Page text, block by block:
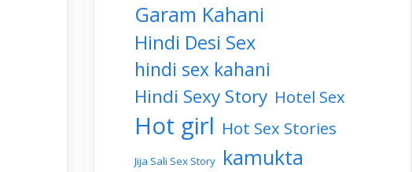
Garam Kahani
Hindi Desi Sex
hindi sex kahani
Hindi Sexy Story Hotel Sex
Hot girl Hot Sex Stories
Jija Sali Sex Story kamukta